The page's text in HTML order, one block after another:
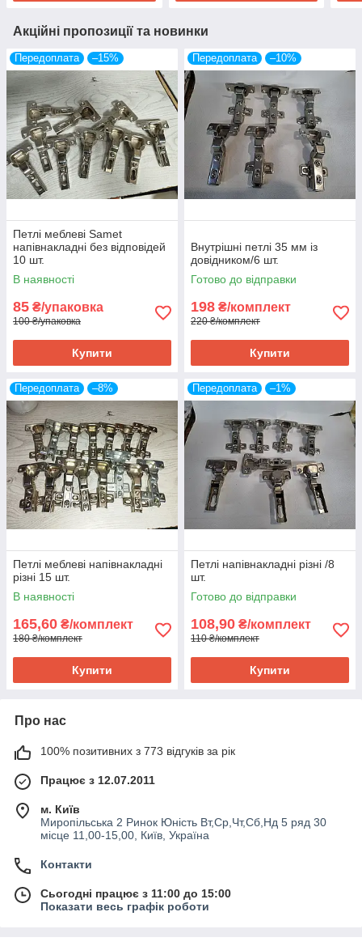
Акційні пропозиції та новинки
Передоплата –15%
Петлі меблеві Samet
напівнакладні без відповідей
10 шт.
В наявності
85 ₴/упаковка
100 ₴/упаковка
Купити
Передоплата –10%
Внутрішні петлі 35 мм із
довідником/6 шт.
Готово до відправки
198 ₴/комплект
220 ₴/комплект
Купити
Передоплата –8%
Петлі меблеві напівнакладні
різні 15 шт.
В наявності
165,60 ₴/комплект
180 ₴/комплект
Купити
Передоплата –1%
Петлі напівнакладні різні /8
шт.
Готово до відправки
108,90 ₴/комплект
110 ₴/комплект
Купити
Про нас
100% позитивних з 773 відгуків за рік
Працює з 12.07.2011
м. Київ
Миропільська 2 Ринок Юність Вт,Ср,Чт,Сб,Нд 5 ряд 30
місце 11,00-15,00, Київ, Україна
Контакти
Сьогодні працює з 11:00 до 15:00
Показати весь графік роботи